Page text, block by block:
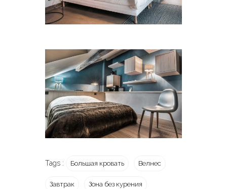
Tags : Большая кровать Велнес
Завтрак Зона без курения